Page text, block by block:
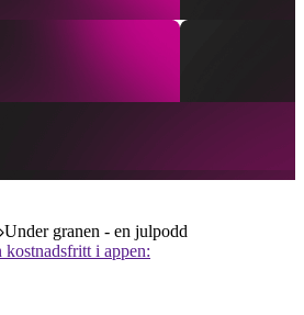
Under granen - en julpodd
kostnadsfritt i appen: